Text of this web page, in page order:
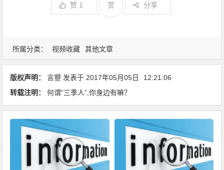
赞 1 分享
赏
所属分类： 视频收藏 其他文章
版权声明： 言曌 发表于2017年05月05日
12:21:06
转载注明：
何谓“三季人”,你身边有嘛？